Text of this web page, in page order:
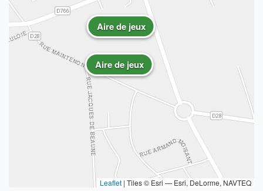
Aire de jeux
Aire de jeux
Leaflet | Tiles © Esri — Esri, DeLorme, NAVTEQ